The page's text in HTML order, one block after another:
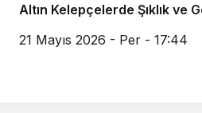
Altın Kelepçelerde Şıklık ve
21 Mayıs 2026 - Per - 17:44